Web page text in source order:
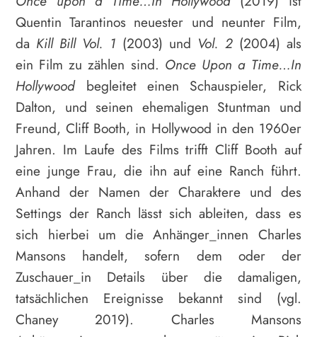
Quentin Tarantinos neuester und neunter Film,
da KillBill Vol. 1 (2003) und Vol. 2(2004) als
ein Film zu zählen sind. OnceUpon a Time…In
Hollywoodbegleitet einen Schauspieler, Rick
Dalton, und seinen ehemaligen Stuntman und
Freund, Cliff Booth, in Hollywood in den 1960er
Jahren. Im Laufe des Films trifft Cliff Booth auf
eine junge Frau, die ihn auf eine Ranch führt.
Anhand der Namen der Charaktere und des
Settings der Ranch lässt sich ableiten, dass es
sich hierbei um die Anhänger_innen Charles
Mansons handelt, sofern dem oder der
Zuschauer_in Details über die damaligen,
tatsächlichen Ereignisse bekannt sind (vgl.
Chaney 2019). Charles Mansons